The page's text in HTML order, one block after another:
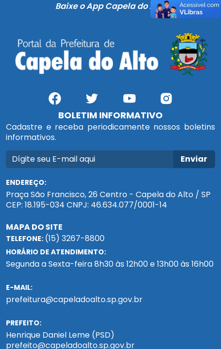
Baixe o App Capela do Alto
BOLETIM INFORMATIVO
Cadastre e receba periodicamente nossos boletins
informativos.
Enviar
ENDEREÇO:
Praça São Francisco, 26 Centro - Capela do Alto / SP
CEP: 18.195-034 CNPJ: 46.634.077/0001-14
MAPA DO SITE
TELEFONE: (15) 3267-8800
HORÁRIO DE ATENDIMENTO:
Segunda a Sexta-feira 8h30 às 12h00 e 13h00 às 16h00
E-MAIL:
prefeitura@capeladoalto.sp.gov.br
PREFEITO:
Henrique Daniel Leme (PSD)
prefeito@capeladoalto.sp.gov.br